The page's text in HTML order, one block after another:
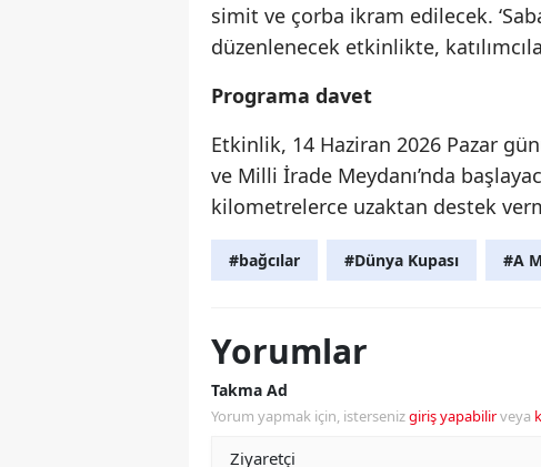
simit ve çorba ikram edilecek.
düzenlenecek etkinlikte,
Programa davet
Etkinlik, 14 Haziran 2026 Pazar
ve Milli İrade Meydanı’nda
kilometrelerce uzaktan destek
#bağcılar #Dünya Kupası #A
Yorumlar
Takma Ad
Yorum yapmak için, istersenizgiriş yapabilirveya